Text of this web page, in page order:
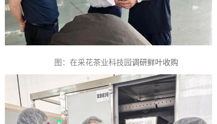
图：在采花茶业科技园调研鲜叶收购